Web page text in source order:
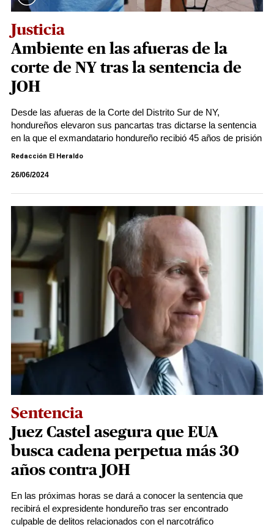
Justicia
Ambiente en las afueras de la
corte de NY tras la sentencia de
JOH
Desde las afueras de la Corte del Distrito Sur de NY,
hondureños elevaron sus pancartas tras dictarse la sentencia
en la que el exmandatario hondureño recibió 45 años de prisión
Redacción El Heraldo
26/06/2024
Sentencia
Juez Castel asegura que EUA
busca cadena perpetua más 30
años contra JOH
En las próximas horas se dará a conocer la sentencia que
recibirá el expresidente hondureño tras ser encontrado
culpable de delitos relacionados con el narcotráfico